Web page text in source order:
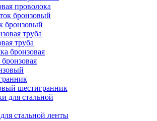
проволока
бронзовый
труба
шестигранник
стальной ленты